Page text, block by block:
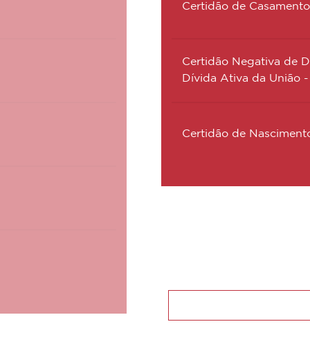
Certidão de Casamento
Certidão Negativa de
Dívida Ativa da União
Certidão de